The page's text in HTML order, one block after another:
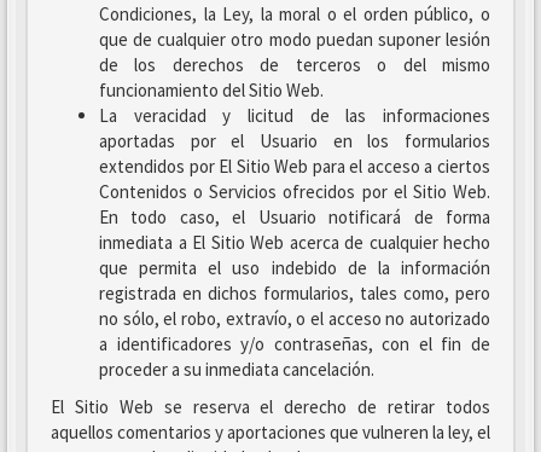
Condiciones, la Ley, la moral o el orden público, o
que de cualquier otro modo puedan suponer lesión
de los derechos de terceros o del mismo
funcionamiento del Sitio Web.
La veracidad y licitud de las informaciones
aportadas por el Usuario en los formularios
extendidos por El Sitio Web para el acceso a ciertos
Contenidos o Servicios ofrecidos por el Sitio Web.
En todo caso, el Usuario notificará de forma
inmediata a El Sitio Web acerca de cualquier hecho
que permita el uso indebido de la información
registrada en dichos formularios, tales como, pero
no sólo, el robo, extravío, o el acceso no autorizado
a identificadores y/o contraseñas, con el fin de
proceder a su inmediata cancelación.
El Sitio Web se reserva el derecho de retirar todos
aquellos comentarios y aportaciones que vulneren la ley, el